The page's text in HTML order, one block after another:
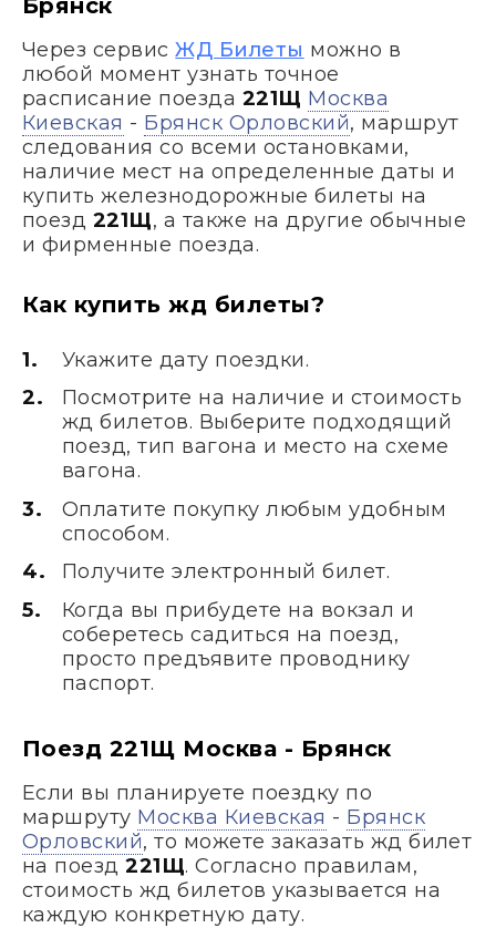
Брянск
Через сервисЖД Билеты можно в
любой момент узнать точное
расписание поезда 221Щ Москва
Киевская - Брянск Орловский, маршрут
следования со всеми остановками,
наличие мест на определенные даты и
купить железнодорожные билеты на
поезд 221Щ, а также на другие обычные
и фирменные поезда.
Как купить жд билеты?
Укажите дату поездки.
Посмотрите на наличие и стоимость
жд билетов. Выберите подходящий
поезд, тип вагона и место на схеме
вагона.
Оплатите покупку любым удобным
способом.
Получите электронный билет.
Когда вы прибудете на вокзал и
соберетесь садиться на поезд,
просто предъявите проводнику
паспорт.
Поезд 221Щ Москва - Брянск
Если вы планируете поездку по
маршруту Москва Киевская - Брянск
Орловский, то можете заказать жд билет
на поезд221Щ. Согласно правилам,
стоимость жд билетов указывается на
каждую конкретную дату.